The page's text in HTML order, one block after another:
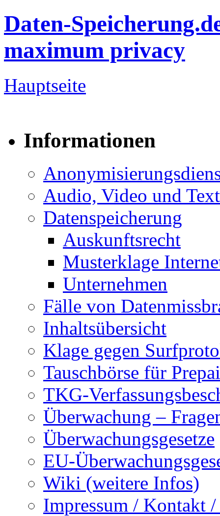
Daten-
maximum privacy
Hauptseite
Informationen
Audio, Video und Text
Datenspeicherung
Auskunftsrecht
Musterklage
Unternehmen
Fälle von
Inhaltsübersicht
Klage gegen
Tauschbörse für
TKG-
Überwachung –
Überwachungsgesetze
EU-
Wiki (weitere Infos)
Impressum / Kontakt